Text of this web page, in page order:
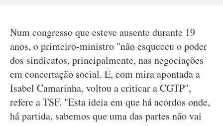
Num congresso que esteve ausente durante 19
anos, o primeiro-ministro "não esqueceu o poder
dos sindicatos, principalmente, nas negociações
em concertação social. E, com mira apontada a
Isabel Camarinha, voltou a criticar a CGTP",
refere a TSF. "Esta ideia em que há acordos onde,
há partida, sabemos que uma das partes não vai